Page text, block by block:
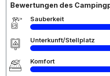
Bewertungen des
Sauberkeit
Unterkunft/Stellplatz
Komfort